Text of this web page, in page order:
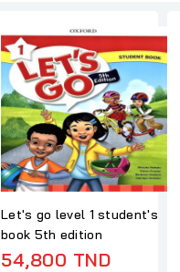
Let's go level 1 student's
book 5th edition
54,800 TND